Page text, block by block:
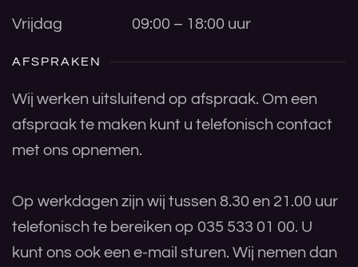
Vrijdag 09:00 – 18:00 uur
AFSPRAKEN
Wij werken uitsluitend op afspraak. Om een
afspraak te maken kunt u telefonisch contact
met ons opnemen.
Op werkdagen zijn wij tussen 8.30 en 21.00 uur
telefonisch te bereiken op 035 533 01 00. U
kunt ons ook een e-mail sturen. Wij nemen dan